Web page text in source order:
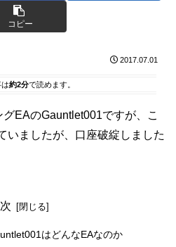
コピー
2017.07.01
約2分で読めます。
EAのGauntlet001ですが、こ
いましたが、口座破綻しました
はどんなEAなのか